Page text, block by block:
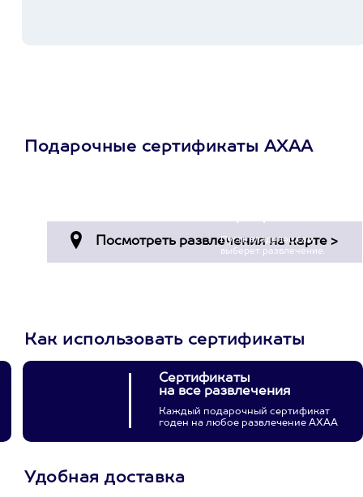
Подарочные сертификаты АХАА
Пусть владелец сам
выберет развлечение.
Как использовать сертификаты
Сертификаты
на все развлечения
Каждый подарочный сертификат
годен на любое развлечение АХАА
Удобная доставка